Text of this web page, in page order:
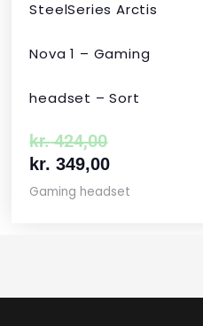
SteelSeries Arctis
Nova 1 – Gaming
headset – Sort
kr.424,00
kr. 349,00
Gaming headset